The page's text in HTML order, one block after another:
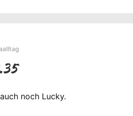
noch Lucky.